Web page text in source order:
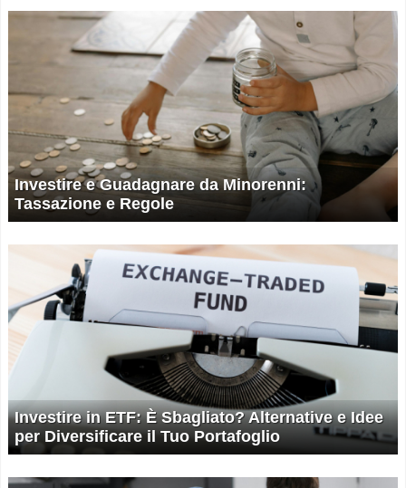
Investire e Guadagnare da Minorenni:
Tassazione e Regole
Investire in ETF: È Sbagliato? Alternative e Idee
per Diversificare il Tuo Portafoglio